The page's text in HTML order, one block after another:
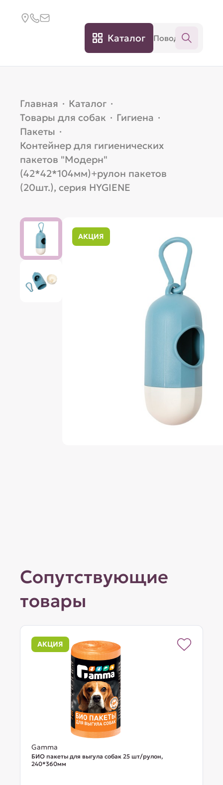
Каталог
Главная · Каталог ·
Товары для собак · Гигиена ·
Пакеты ·
Контейнер для гигиенических
пакетов "Модерн"
(42*42*104мм)+рулон пакетов
(20шт.), серия HYGIENE
АКЦИЯ
Сопутствующие
товары
АКЦИЯ
Gamma
БИО пакеты для выгула собак 25 шт/рулон,
240*360мм